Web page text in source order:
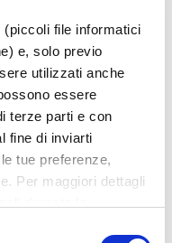
file informatici
e, solo previo
utilizzati anche
essere
terze parti e con
fine di inviarti
tue preferenze,
Per maggiori dettagli
ADHD TRA